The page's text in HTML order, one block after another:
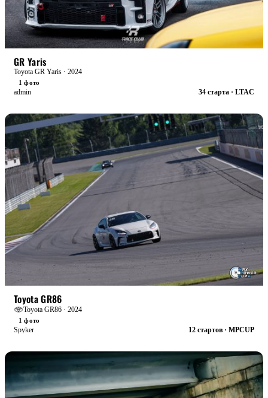
GR Yaris
Toyota GR Yaris · 2024
1 фото
admin
34 старта · LTAC
Toyota GR86
Toyota GR86 · 2024
1 фото
Spyker
12 стартов · MPCUP